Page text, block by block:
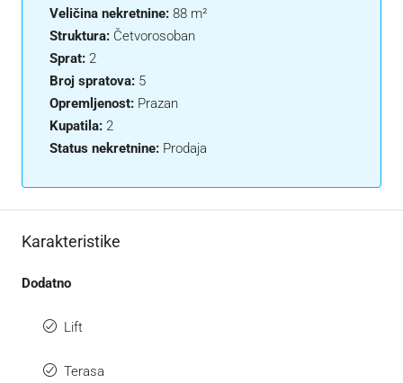
Veličina nekretnine: 88 m²
Struktura: Četvorosoban
Sprat: 2
Broj spratova: 5
Opremljenost: Prazan
Kupatila: 2
Status nekretnine: Prodaja
Karakteristike
Dodatno
Lift
Terasa